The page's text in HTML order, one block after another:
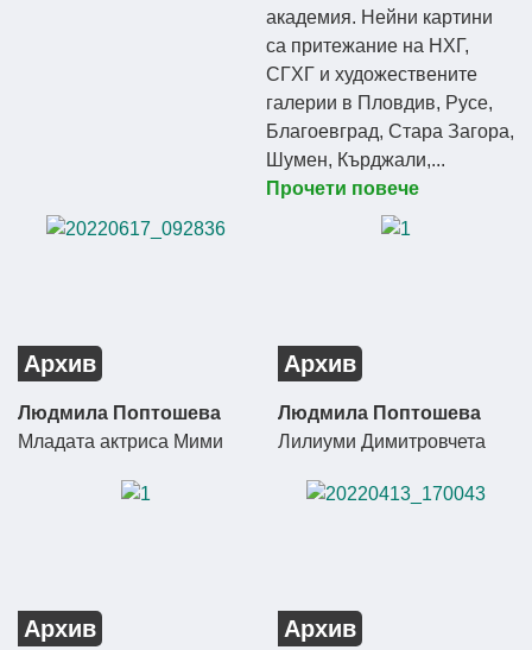
академия. Нейни картини
са притежание на НХГ,
СГХГ и художествените
галерии в Пловдив, Русе,
Благоевград, Стара Загора,
Шумен, Кърджали,...
Прочети повече
Архив
Людмила Поптошева
Младата актриса Мими
Архив
Людмила Поптошева
Лилиуми Димитровчета
Архив Архив